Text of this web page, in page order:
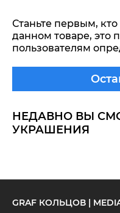
Станьте первым,
данном товаре, это
пользователям
НЕДАВНО ВЫ
УКРАШЕНИЯ
GRAF КОЛЬЦОВ |